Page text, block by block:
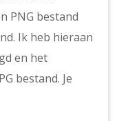
PNG bestand
Ik heb hieraan
en het
bestand. Je